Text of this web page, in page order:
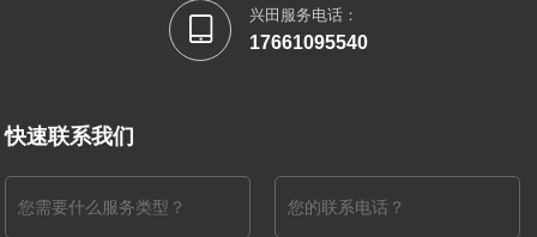
 兴田服务电话：
17661095540
快速联系我们